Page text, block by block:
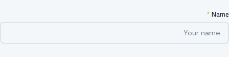
Name
*